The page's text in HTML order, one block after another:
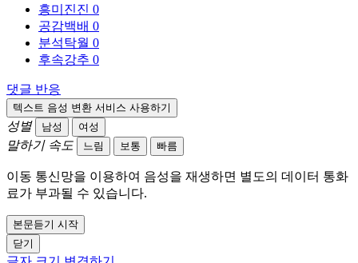
흥미진진 0
공감백배 0
분석탁월 0
후속강추 0
댓글 반응
텍스트 음성 변환 서비스 사용하기
성별 남성 여성
말하기 속도 느림 보통 빠름
이동 통신망을 이용하여 음성을 재생하면 별도의 데이터 통화
료가 부과될 수 있습니다.
본문듣기 시작
닫기